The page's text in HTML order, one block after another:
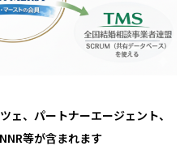
ェ、パートナーエージェント、
等が含まれます